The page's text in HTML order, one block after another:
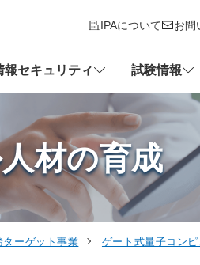
IPAについて
お問
報セキュリティ 試験情報
材の育成
ターゲット事業
ゲート式量子コンピ